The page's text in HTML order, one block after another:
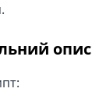
опис